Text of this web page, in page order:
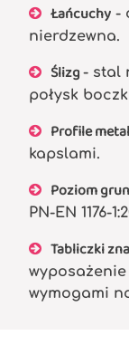
Łańcuchy -
nierdzewna.
Ślizg- stal
połysk
Profile
kapslami.
Poziom
PN-EN 1176-
Tabliczki
wymogami